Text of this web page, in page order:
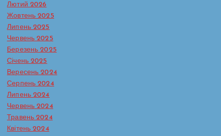
Лютий 2026
Жовтень 2025
Липень 2025
Червень 2025
Березень 2025
Січень 2025
Вересень 2024
Серпень 2024
Липень 2024
Червень 2024
Травень 2024
Квітень 2024